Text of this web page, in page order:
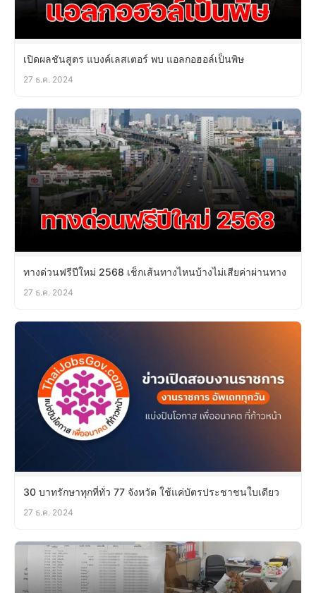
เปิดผลชันสูตร แบงค์เลสเตอร์ พบ แอลกอฮอล์เป็นพิษ
27 ธ.ค. 2024
ทางด่วนฟรีปีใหม่ 2568 เช็กเส้นทางไหนบ้างไม่เสียค่าผ่านทาง
27 ธ.ค. 2024
30 บาทรักษาทุกที่ทั่ว 77 จังหวัด ใช้แค่บัตรประชาชนใบเดียว
27 ธ.ค. 2024